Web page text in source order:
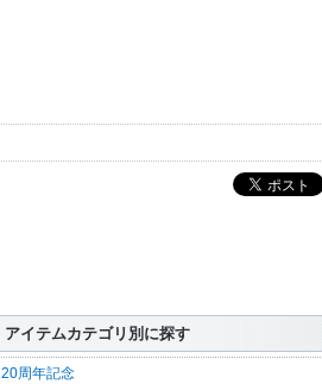
アイテムカテゴリ別に探す
20周年記念